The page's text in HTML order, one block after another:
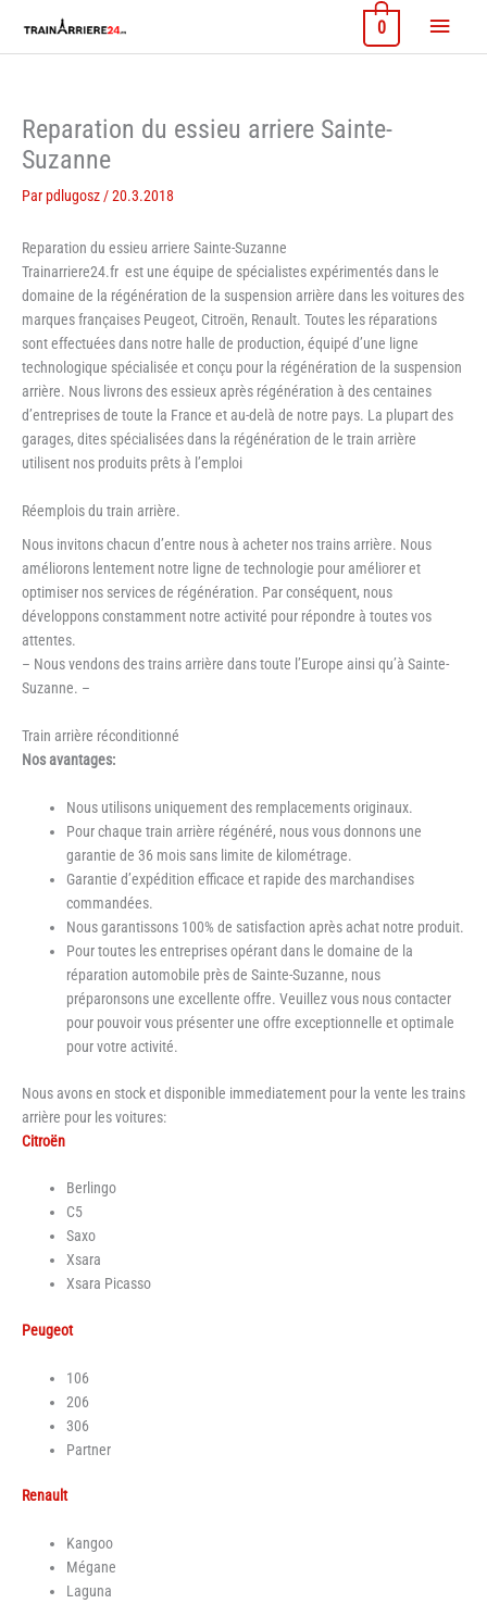
contenu
Menu
0
Reparation du essieu arriere Sainte-
Suzanne
Par pdlugosz /20.3.2018
Reparation du essieu arriere Sainte-Suzanne
Trainarriere24.fr est une équipe de spécialistes expérimentés dans le
domaine de la régénération de la suspension arrière dans les voitures des
marques françaises Peugeot, Citroën, Renault. Toutes les réparations
sont effectuées dans notre halle de production, équipé d’une ligne
technologique spécialisée et conçu pour la régénération de la suspension
arrière. Nous livrons des essieux après régénération à des centaines
d’entreprises de toute la France et au-delà de notre pays. La plupart des
garages, dites spécialisées dans la régénération de le train arrière
utilisent nos produits prêts à l’emploi
Réemplois du train arrière.
Nous invitons chacun d’entre nous à acheter nos trains arrière. Nous
améliorons lentement notre ligne de technologie pour améliorer et
optimiser nos services de régénération. Par conséquent, nous
développons constamment notre activité pour répondre à toutes vos
attentes.
– Nous vendons des trains arrière dans toute l’Europe ainsi qu’à Sainte-
Suzanne. –
Train arrière réconditionné
Nos avantages:
Nous utilisons uniquement des remplacements originaux.
Pour chaque train arrière régénéré, nous vous donnons une
garantie de 36 mois sans limite de kilométrage.
Garantie d’expédition efficace et rapide des marchandises
commandées.
Nous garantissons 100% de satisfaction après achat notre produit.
Pour toutes les entreprises opérant dans le domaine de la
réparation automobile près de Sainte-Suzanne, nous
préparonsons une excellente offre. Veuillez vous nous contacter
pour pouvoir vous présenter une offre exceptionnelle et optimale
pour votre activité.
Nous avons en stock et disponible immediatement pour la vente les trains
arrière pour les voitures:
Citroën
Berlingo
C5
Saxo
Xsara
Xsara Picasso
Peugeot
106
206
306
Partner
Renault
Kangoo
Mégane
Laguna